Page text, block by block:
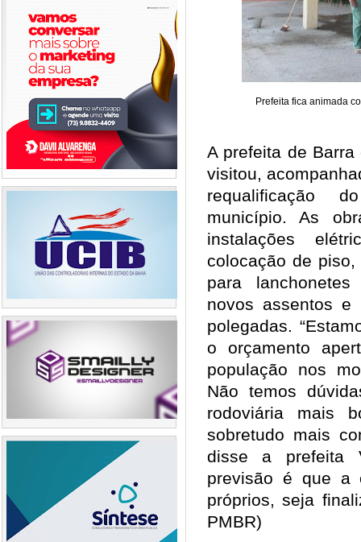
Prefeita fica animada
A prefeita de
visitou,
requalificação
município. As
instalações
colocação de
para
novos assentos
polegadas.
o orçamento
população nos
Não temos
rodoviária mais
sobretudo mais
disse a prefeita
previsão é que a
próprios, seja
PMBR)